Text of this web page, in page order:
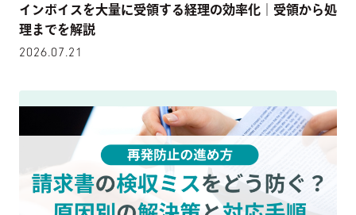
インボイスを大量に受領する経理の効率化｜受領から処
理までを解説
2026.07.21